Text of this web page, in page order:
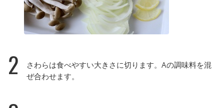
2
さわらは食べやすい大きさに切ります。Aの調味料を混
ぜ合わせます。